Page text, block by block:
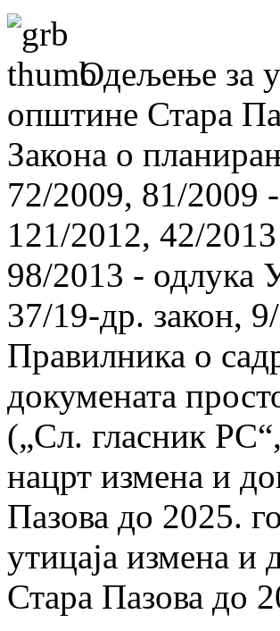
Одељење за
општине Стара
Закона о
72/2009, 81/2009
121/2012, 42/
98/2013 - одлука
37/19-др. закон,
Правилника о
докумената
(„Сл. гласник
нацрт измена и
Пазова до 2025.
утицаја измена и
Стара Пазова до